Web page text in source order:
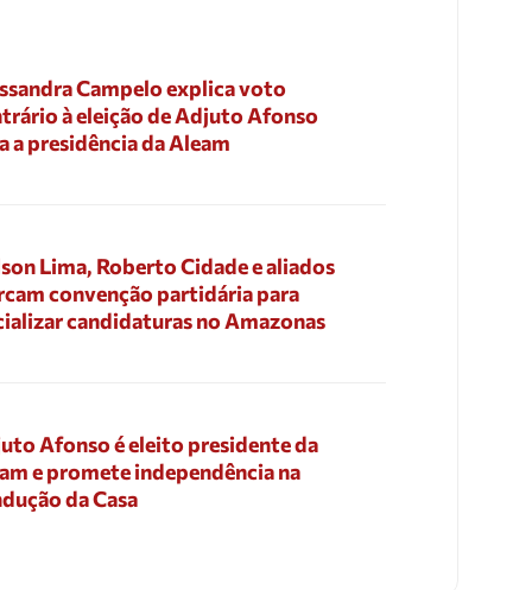
Campelo explica voto
à eleição de Adjuto Afonso
a presidência da Aleam
Lima, Roberto Cidade e aliados
convenção partidária para
candidaturas no Amazonas
Afonso é eleito presidente da
e promete independência na
da Casa